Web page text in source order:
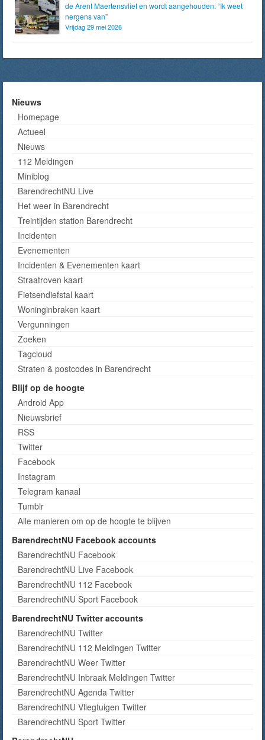
de Arent Maertensvliet en wordt aangehouden: “Ik weet
nergens van”
Vrijdag 29 mei 2026
Nieuws
Homepage
Actueel
Nieuws
112 Meldingen
Miniblog
BarendrechtNU Live
Het weer in Barendrecht
Treintijden station Barendrecht
Incidenten
Evenementen
Incidenten & Evenementen kaart
Straatroven kaart
Fietsendiefstal kaart
Woninginbraken kaart
Vergunningen
Zoeken
Tagcloud
Straten & postcodes in Barendrecht
Blijf op de hoogte
Android App
Nieuwsbrief
RSS
Twitter
Facebook
Instagram
Telegram kanaal
Tumblr
Alle manieren om op de hoogte te blijven
BarendrechtNU Facebook accounts
BarendrechtNU Facebook
BarendrechtNU Live Facebook
BarendrechtNU 112 Facebook
BarendrechtNU Sport Facebook
BarendrechtNU Twitter accounts
BarendrechtNU Twitter
BarendrechtNU 112 Meldingen Twitter
BarendrechtNU Weer Twitter
BarendrechtNU Inbraak Meldingen Twitter
BarendrechtNU Agenda Twitter
BarendrechtNU Vliegtuigen Twitter
BarendrechtNU Sport Twitter